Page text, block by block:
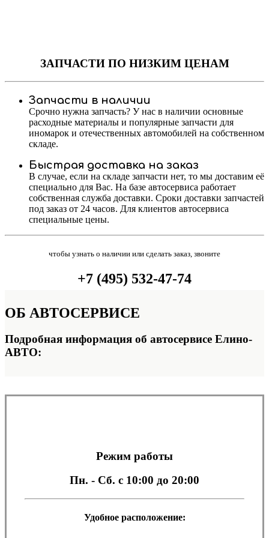
ЗАПЧАСТИПО НИЗКИМ ЦЕНАМ
Запчасти в наличии
Срочно нужна запчасть? У нас в наличии основные
расходные материалы и популярные запчасти для
иномарок и отечественных автомобилей на собственном
складе.
Быстрая доставка на заказ
В случае, если на складе запчасти нет, то мы доставим её
специально для Вас. На базе автосервиса работает
собственная служба доставки. Сроки доставки запчастей
под заказ от 24 часов. Для клиентов автосервиса
специальные цены.
чтобы узнать о наличии или сделать заказ, звоните
+7 (495) 532-47-74
ОБ АВТОСЕРВИСЕ
Подробная информация об автосервисе Елино-
АВТО:
Режим работы
Пн. - Сб. с 10:00 до 20:00
Удобное расположение: